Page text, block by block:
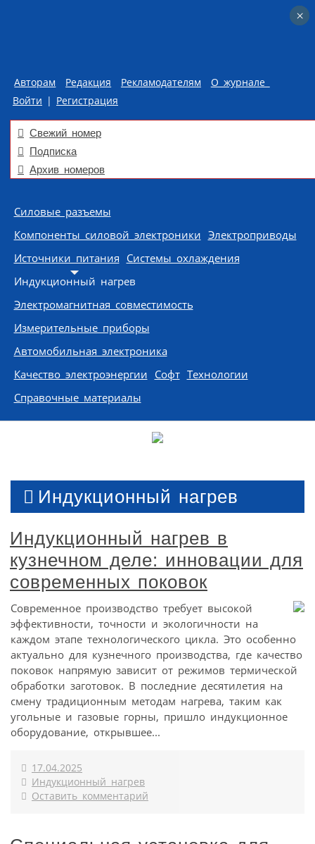
Авторам Редакция Рекламодателям
О журнале
Войти | Регистрация
Свежий номер
Подписка
Архив номеров
Skip to content
Силовые разъемы
Компоненты силовой электроники Электроприводы
Источники питания Системы охлаждения
Индукционный нагрев
Электромагнитная совместимость
Измерительные приборы
Автомобильная электроника
Качество электроэнергии Софт Технологии
Справочные материалы
Индукционный нагрев
Индукционный нагрев в
кузнечном деле: инновации для
современных поковок
Современное производство требует высокой
эффективности, точности и экологичности на
каждом этапе технологического цикла. Это особенно
актуально для кузнечного производства, где качество
поковок напрямую зависит от режимов термической
обработки заготовок. В последние десятилетия на
смену традиционным методам нагрева, таким как
угольные и газовые горны, пришло индукционное
оборудование, открывшее...
17.04.2025
Индукционный нагрев
Оставить комментарий
×
×